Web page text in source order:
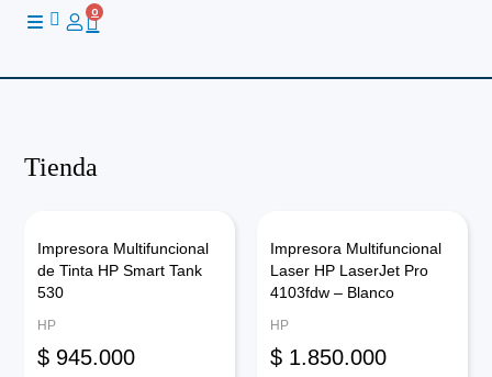
0
Cart
Tienda
Impresora Multifuncional
de Tinta HP Smart Tank
530
HP
$ 945.000
Impresora Multifuncional
Laser HP LaserJet Pro
4103fdw – Blanco
HP
$ 1.850.000